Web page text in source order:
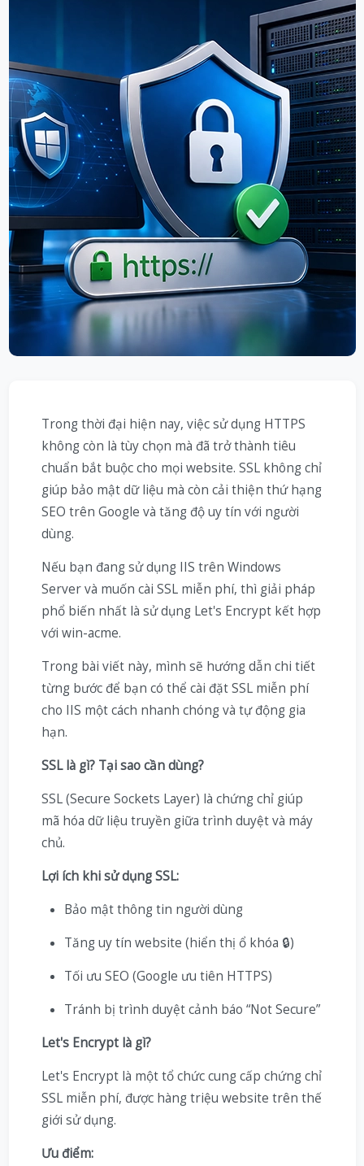
Trong thời đại hiện nay, việc sử dụng HTTPS
không còn là tùy chọn mà đã trở thành tiêu
chuẩn bắt buộc cho mọi website. SSL không chỉ
giúp bảo mật dữ liệu mà còn cải thiện thứ hạng
SEO trên Google và tăng độ uy tín với người
dùng.
Nếu bạn đang sử dụng IIS trên Windows
Server và muốn cài SSL miễn phí, thì giải pháp
phổ biến nhất là sử dụng Let's Encrypt kết hợp
với win-acme.
Trong bài viết này, mình sẽ hướng dẫn chi tiết
từng bước để bạn có thể cài đặt SSL miễn phí
cho IIS một cách nhanh chóng và tự động gia
hạn.
SSL là gì? Tại sao cần dùng?
SSL (Secure Sockets Layer) là chứng chỉ giúp
mã hóa dữ liệu truyền giữa trình duyệt và máy
chủ.
Lợi ích khi sử dụng SSL:
Bảo mật thông tin người dùng
Tăng uy tín website (hiển thị ổ khóa 🔒)
Tối ưu SEO (Google ưu tiên HTTPS)
Tránh bị trình duyệt cảnh báo “Not Secure”
Let's Encrypt là gì?
Let's Encrypt là một tổ chức cung cấp chứng chỉ
SSL miễn phí, được hàng triệu website trên thế
giới sử dụng.
Ưu điểm: